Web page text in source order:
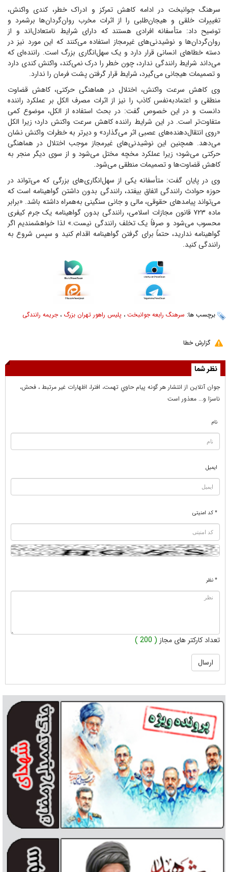
سرهنگ جوانبخت در ادامه کاهش تمرکز و ادراک خطر، کندی واکنش،
تغییرات خلقی و هیجان‌طلبی را از اثرات مخرب روان‌گردان‌ها برشمرد و
توضیح داد: متأسفانه افرادی هستند که دارای شرایط نامتعادل‌اند و از
روان‌گردان‌ها و نوشیدنی‌های غیرمجاز استفاده می‌کنند که این مورد نیز در
دسته خطاهای انسانی قرار دارد و یک سهل‌انگاری بزرگ است. راننده‌ای که
می‌داند شرایط رانندگی ندارد، چون خطر را درک نمی‌کند، واکنش کندی دارد
و تصمیمات هیجانی می‌گیرد، شرایط قرار گرفتن پشت فرمان را ندارد.
وی کاهش سرعت واکنش، اختلال در هماهنگی حرکتی، کاهش قضاوت
منطقی و اعتمادبه‌نفس کاذب را نیز از اثرات مصرف الکل بر عملکرد راننده
دانست و در این خصوص گفت: در بحث استفاده از الکل، موضوع کمی
متفاوت‌تر است. در این شرایط راننده کاهش سرعت واکنش دارد؛ زیرا الکل
«روی انتقال‌دهنده‌های عصبی اثر می‌گذارد» و دیرتر به خطرات واکنش نشان
می‌دهد. همچنین این نوشیدنی‌های غیرمجاز موجب اختلال در هماهنگی
حرکتی می‌شود؛ زیرا عملکرد مخچه مختل می‌شود و از سوی دیگر منجر به
کاهش قضاوت‌ها و تصمیمات منطقی می‌شود.
وی در پایان گفت: متأسفانه یکی از سهل‌انگاری‌های بزرگی که می‌تواند در
حوزه حوادث رانندگی اتفاق بیفتد، رانندگی بدون داشتن گواهینامه است که
می‌تواند پیامدهای حقوقی، مالی و جانی سنگینی به‌همراه داشته باشد. «برابر
ماده ۷۲۳ قانون مجازات اسلامی، رانندگی بدون گواهینامه یک جرم کیفری
محسوب می‌شود و صرفاً یک تخلف رانندگی نیست.» لذا خواهشمندیم اگر
گواهینامه ندارید، حتماً برای گرفتن گواهینامه اقدام کنید و سپس شروع به
رانندگی کنید.
برچسب ها: سرهنگ رابعه جوانبخت ، پلیس راهور تهران بزرگ ،جریمه رانندگی
گزارش خطا
نظر شما
جوان آنلاين از انتشار هر گونه پيام حاوي تهمت، افترا، اظهارات غير مرتبط ، فحش،
ناسزا و... معذور است
نام
ایمیل
* کد امنیتی
* نظر
تعداد کارکتر های مجاز ( 200 )